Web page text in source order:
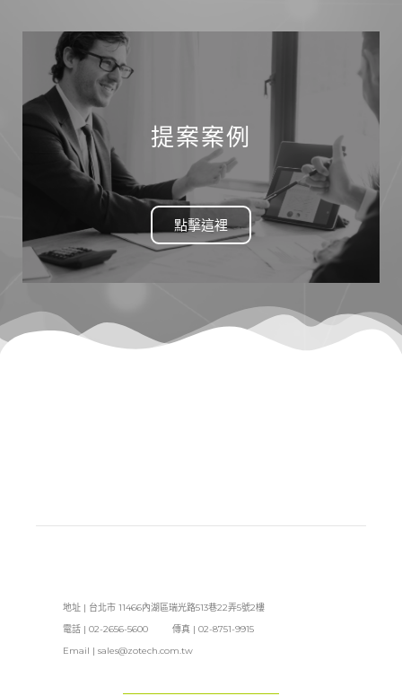
提案案例
點擊這裡
地址 | 台北市 11466內湖區瑞光路513巷22弄5號2樓
電話 | 02-2656-5600 傳真 | 02-8751-9915
Email | sales@zotech.com.tw